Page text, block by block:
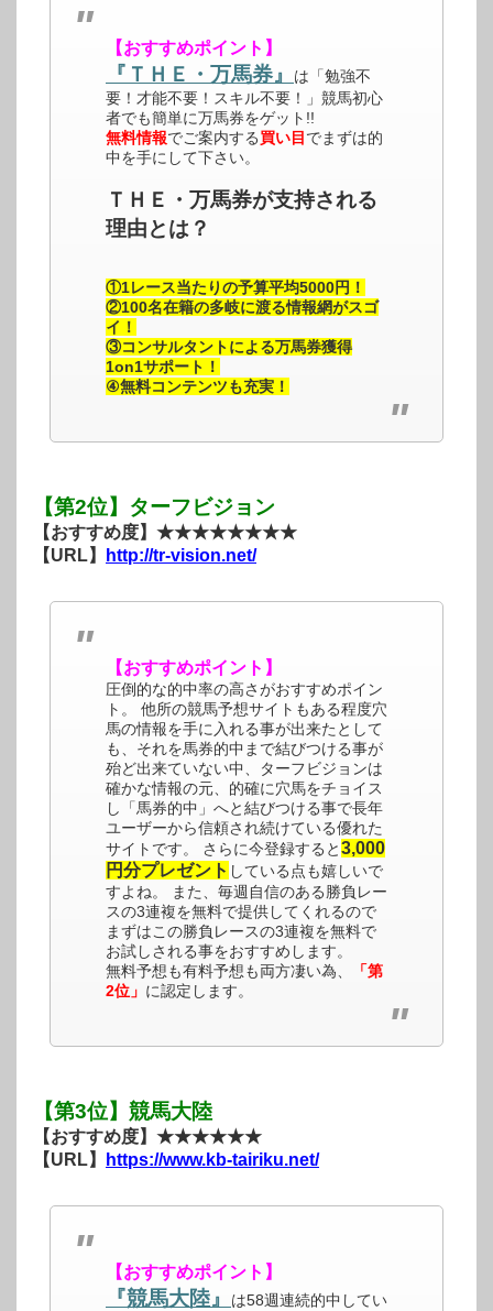
【おすすめポイント】
『ＴＨＥ・万馬券』
は「勉強不
要！才能不要！スキル不要！」競馬初心
者でも簡単に万馬券をゲット!!
無料情報でご案内する買い目 でまずは的
中を手にして下さい。
ＴＨＥ・万馬券が支持される
理由とは？
①1レース当たりの予算平均5000円！
②100名在籍の多岐に渡る情報網がスゴ
イ！
③コンサルタントによる万馬券獲得
1on1サポート！
④無料コンテンツも充実！
【第2位】ターフビジョン
【おすすめ度】★★★★★★★★
【URL】
http://tr-vision.net/
【おすすめポイント】
圧倒的な的中率の高さがおすすめポイン
ト。 他所の競馬予想サイトもある程度穴
馬の情報を手に入れる事が出来たとして
も、それを馬券的中まで結びつける事が
殆ど出来ていない中、ターフビジョンは
確かな情報の元、的確に穴馬をチョイス
し「馬券的中」へと結びつける事で長年
ユーザーから信頼され続けている優れた
サイトです。 さらに今登録すると3,000
円分プレゼント している点も嬉しいで
すよね。 また、毎週自信のある勝負レー
スの3連複を無料で提供してくれるので
まずはこの勝負レースの3連複を無料で
お試しされる事をおすすめします。
無料予想も有料予想も両方凄い為、
「第
2位」 に認定します。
【第3位】競馬大陸
【おすすめ度】★★★★★★
【URL】
https://www.kb-tairiku.net/
【おすすめポイント】
『競馬大陸』
は58週連続的中してい